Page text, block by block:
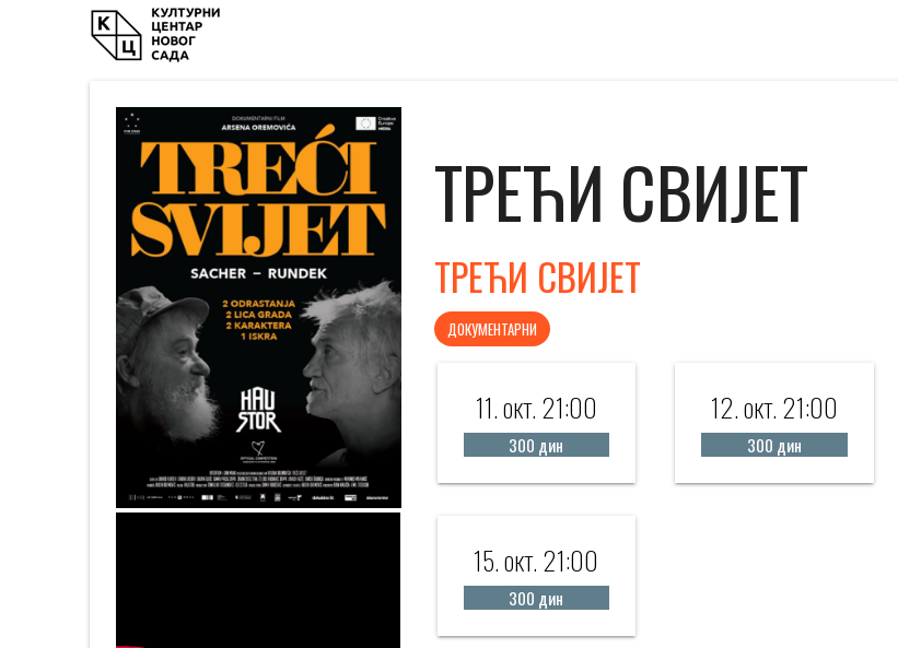
ТРЕЋИ СВИЈЕТ
ТРЕЋИ СВИЈЕТ
ДОКУМЕНТАРНИ
11. окт. 21:00
300 дин
12. окт. 21:00
300 дин
15. окт. 21:00
300 дин